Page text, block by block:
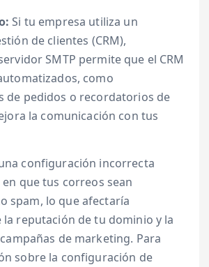
Si tu empresa utiliza un
de clientes (CRM),
SMTP permite que el CRM
como
de pedidos o recordatorios de
la comunicación con tus
configuración incorrecta
que tus correos sean
spam, lo que afectaría
reputación de tu dominio y la
de marketing. Para
sobre la configuración de